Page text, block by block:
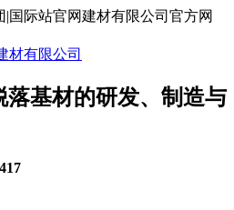
国际站官网建材有限公司官方网
落基材的研发、制造与